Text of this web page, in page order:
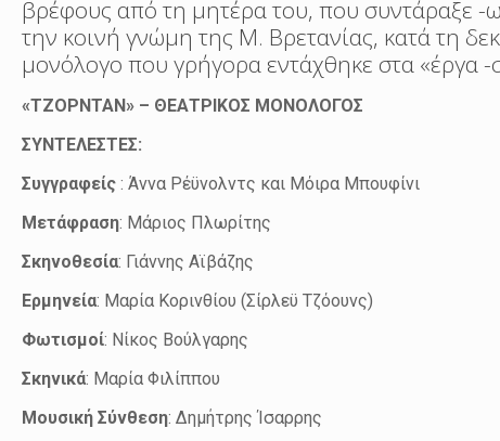
βρέφους από τη μητέρα του, που συντάραξε -
την κοινή γνώμη της Μ. Βρετανίας, κατά τη
μονόλογο που γρήγορα εντάχθηκε στα «έργα -
«ΤΖΟΡΝΤΑΝ» – ΘΕΑΤΡΙΚΟΣ ΜΟΝΟΛΟΓΟΣ
ΣΥΝΤΕΛΕΣΤΕΣ:
Συγγραφείς : Άννα Ρέϋνολντς και Μόιρα Μπουφίνι
Μετάφραση: Μάριος Πλωρίτης
Σκηνοθεσία: Γιάννης Αϊβάζης
Ερμηνεία: Μαρία Κορινθίου (Σίρλεϋ Τζόουνς)
Φωτισμοί: Νίκος Βούλγαρης
Σκηνικά: Μαρία Φιλίππου
Μουσική Σύνθεση: Δημήτρης Ίσαρρης